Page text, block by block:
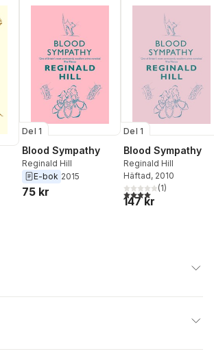
Del 1
Blood Sympathy
Reginald Hill
E-bok 2015
75 kr
Del 1
Blood Sympathy
Reginald Hill
Häftad, 2010
4,0utav 5 stjärnor.
(1)
147 kr